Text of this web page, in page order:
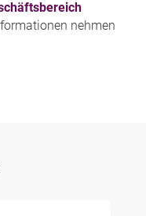
nehmen